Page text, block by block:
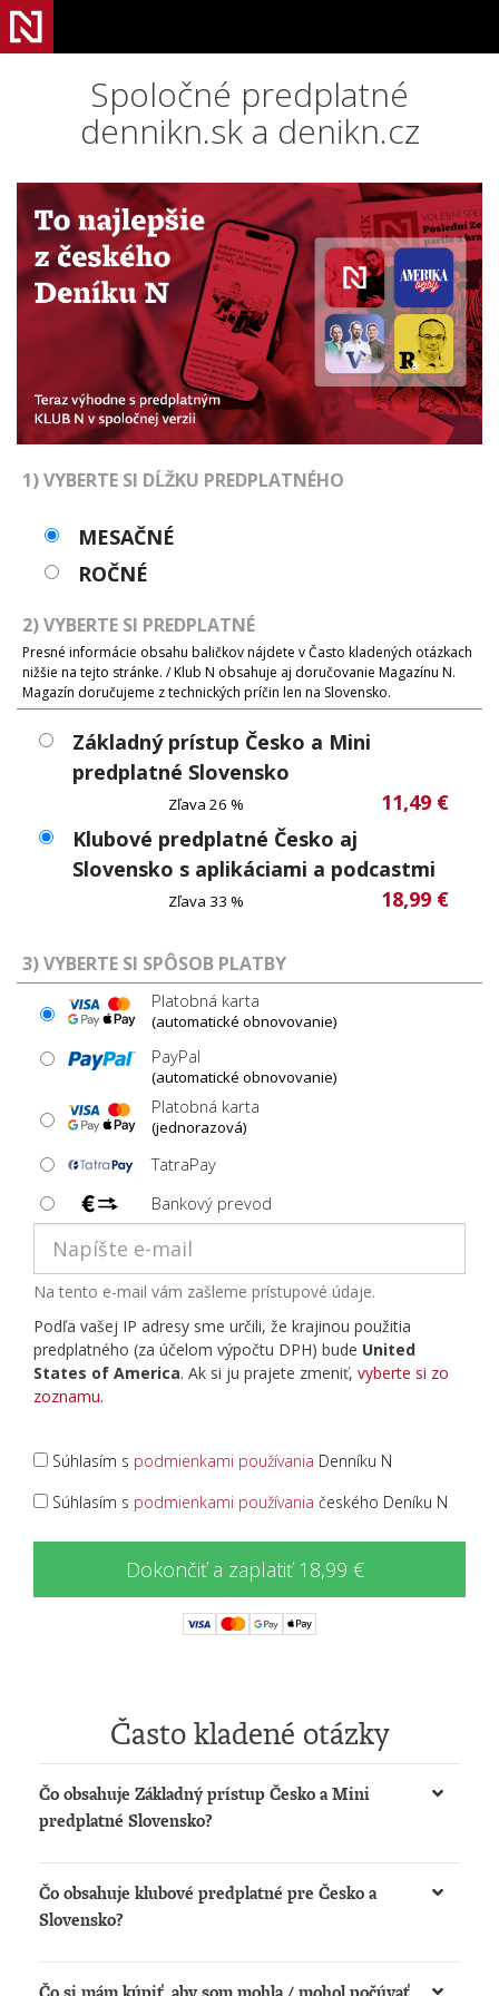
Spoločné predplatné
dennikn.sk a denikn.cz
1) VYBERTE SI DĹŽKU PREDPLATNÉHO
MESAČNÉ
ROČNÉ
2) VYBERTE SI PREDPLATNÉ
Presné informácie obsahu baličkov nájdete v Často kladených otázkach
nižšie na tejto stránke. / Klub N obsahuje aj doručovanie Magazínu N.
Magazín doručujeme z technických príčin len na Slovensko.
Základný prístup Česko a Mini
predplatné Slovensko
Zľava 26 %
11,49 €
Klubové predplatné Česko aj
Slovensko s aplikáciami a podcastmi
Zľava 33 % 18,99 €
3) VYBERTE SI SPÔSOB PLATBY
Platobná karta
(automatické obnovovanie)
PayPal
(automatické obnovovanie)
Platobná karta
(jednorazová)
TatraPay
Bankový prevod
Na tento e-mail vám zašleme prístupové údaje.
Podľa vašej IP adresy sme určili, že krajinou použitia
predplatného (za účelom výpočtu DPH) bude United
States of America. Ak si ju prajete zmeniť, vyberte si zo
zoznamu.
Súhlasím s podmienkami používania Denníku N
Súhlasím s podmienkami používania českého Deníku N
Dokončiť a zaplatiť 18,99 €
Často kladené otázky
Čo obsahuje Základný prístup Česko a Mini
predplatné Slovensko?
Získate možnosť:
čítať články nawww.denikn.cza
www.dennikn.sk
Čo obsahuje klubové predplatné pre Česko a
Slovensko?
Získate: